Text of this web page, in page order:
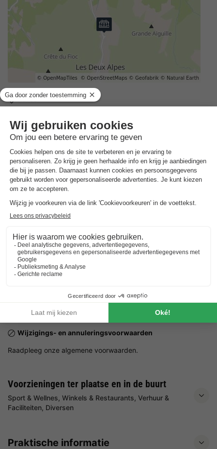
Adres
ALGEMENE INFORMATIE
Openingstijden en seizoensduur
Het gehele jaar
Openingstijden receptie
Huisdieren
Huisdieren niet toegestaan.
Aantal staanplaatsen op het park:3 staanplaatsen
NRA (verhuurregistratienummer):
Wijzigings- en annuleringsvoorwaarden
Raadpleeg onze algemene voorwaarden.
Voorzieningen ter plaatse en in de buurt
Sport & Wellnes, Winkels & Restaurants, Verhuur &
Faciliteiten, Diversen
Praktische informatie